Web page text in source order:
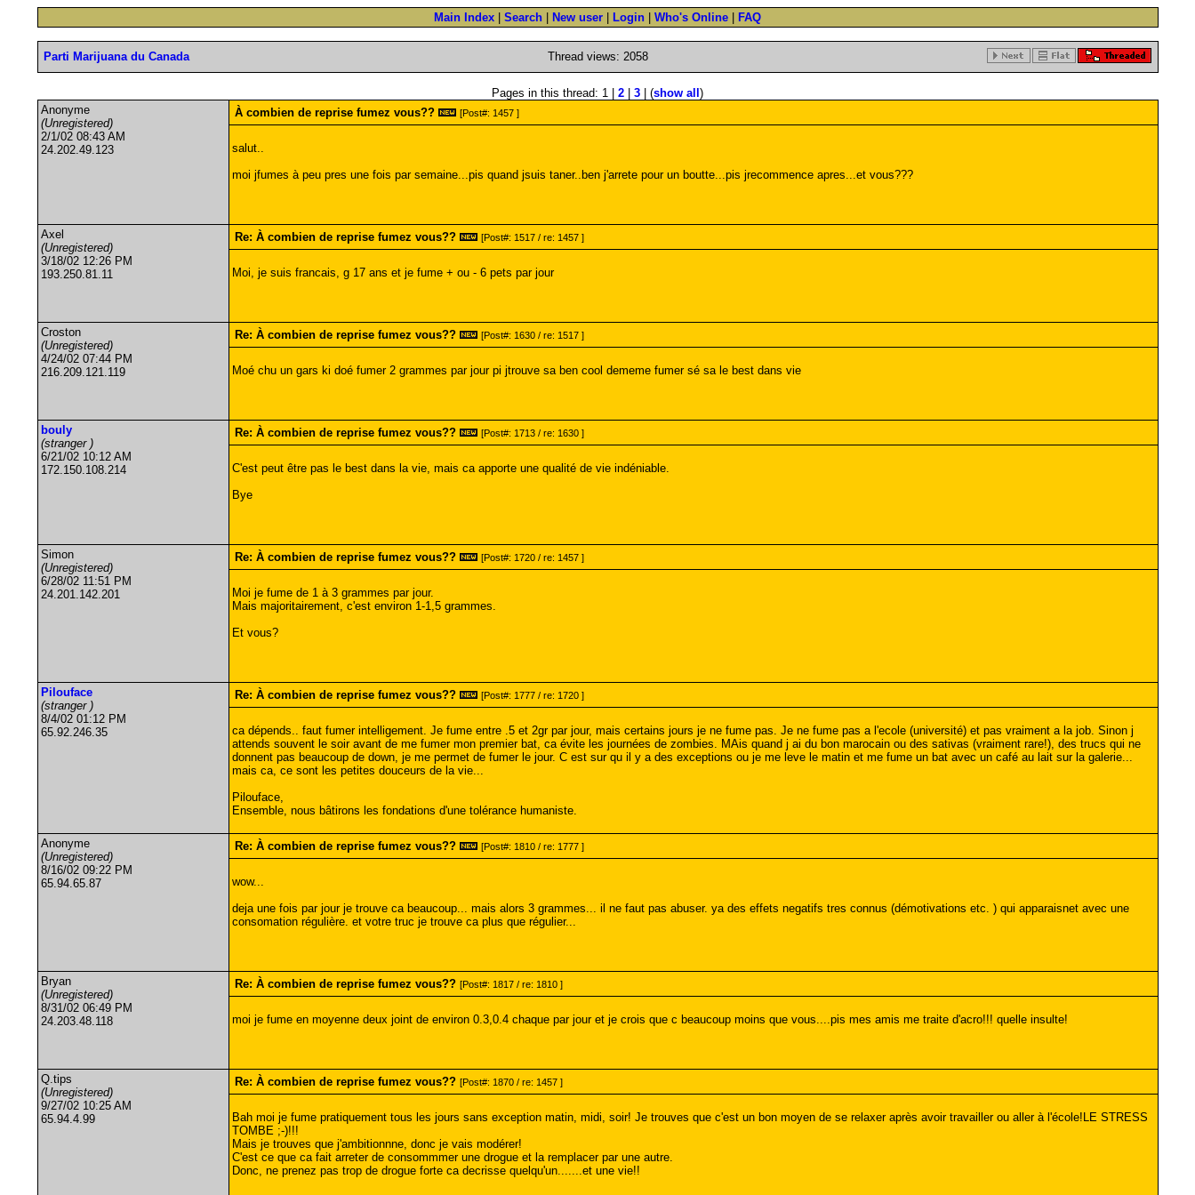
Main Index Search New user Login Who's Online FAQ
Parti Marijuana du Canada Thread views: 2058
Pages in this thread: 1 | 2 3 | (show all )
Anonyme
(Unregistered)
2/1/02 08:43 AM
24.202.49.123
À combien de reprise fumez vous?? [Post#: 1457 ]
salut..
moi jfumes à peu pres une fois par semaine...pis quand jsuis taner..ben j'arrete pour un boutte...pis jrecommence apres...et vous???
Axel
(Unregistered)
3/18/02 12:26 PM
193.250.81.11
Re: À combien de reprise fumez vous?? [Post#: 1517 / re: 1457 ]
Moi, je suis francais, g 17 ans et je fume + ou - 6 pets par jour
Croston
(Unregistered)
4/24/02 07:44 PM
216.209.121.119
Re: À combien de reprise fumez vous?? [Post#: 1630 / re: 1517 ]
Moé chu un gars ki doé fumer 2 grammes par jour pi jtrouve sa ben cool dememe fumer sé sa le best dans vie
bouly
(stranger )
6/21/02 10:12 AM
172.150.108.214
Re: À combien de reprise fumez vous?? [Post#: 1713 / re: 1630 ]
C'est peut être pas le best dans la vie, mais ca apporte une qualité de vie indéniable.
Bye
Simon
(Unregistered)
6/28/02 11:51 PM
24.201.142.201
Re: À combien de reprise fumez vous?? [Post#: 1720 / re: 1457 ]
Moi je fume de 1 à 3 grammes par jour.
Mais majoritairement, c'est environ 1-1,5 grammes.
Et vous?
Pilouface
(stranger )
8/4/02 01:12 PM
65.92.246.35
Re: À combien de reprise fumez vous?? [Post#: 1777 / re: 1720 ]
ca dépends.. faut fumer intelligement. Je fume entre .5 et 2gr par jour, mais certains jours je ne fume pas. Je ne fume pas a l'ecole (université) et pas vraiment a la job. Sinon j
attends souvent le soir avant de me fumer mon premier bat, ca évite les journées de zombies. MAis quand j ai du bon marocain ou des sativas (vraiment rare!), des trucs qui ne
donnent pas beaucoup de down, je me permet de fumer le jour. C est sur qu il y a des exceptions ou je me leve le matin et me fume un bat avec un café au lait sur la galerie...
mais ca, ce sont les petites douceurs de la vie...
Pilouface,
Ensemble, nous bâtirons les fondations d'une tolérance humaniste.
Anonyme
(Unregistered)
8/16/02 09:22 PM
65.94.65.87
Re: À combien de reprise fumez vous?? [Post#: 1810 / re: 1777 ]
wow...
deja une fois par jour je trouve ca beaucoup... mais alors 3 grammes... il ne faut pas abuser. ya des effets negatifs tres connus (démotivations etc. ) qui apparaisnet avec une
consomation régulière. et votre truc je trouve ca plus que régulier...
Bryan
(Unregistered)
8/31/02 06:49 PM
24.203.48.118
Re: À combien de reprise fumez vous?? [Post#: 1817 / re: 1810 ]
moi je fume en moyenne deux joint de environ 0.3,0.4 chaque par jour et je crois que c beaucoup moins que vous....pis mes amis me traite d'acro!!! quelle insulte!
Q.tips
(Unregistered)
9/27/02 10:25 AM
65.94.4.99
Re: À combien de reprise fumez vous?? [Post#: 1870 / re: 1457 ]
Bah moi je fume pratiquement tous les jours sans exception matin, midi, soir! Je trouves que c'est un bon moyen de se relaxer après avoir travailler ou aller à l'école!LE STRESS
TOMBE ;-)!!!
Mais je trouves que j'ambitionnne, donc je vais modérer!
C'est ce que ca fait arreter de consommmer une drogue et la remplacer par une autre.
Donc, ne prenez pas trop de drogue forte ca decrisse quelqu'un.......et une vie!!